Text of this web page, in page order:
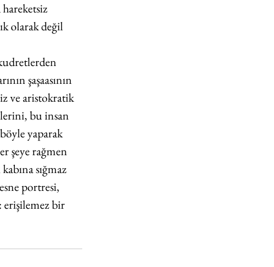
olarak değil
şaşaasının
ve aristokratik
bu insan
yaparak
şeye rağmen
sığmaz
portresi,
erişilemez bir